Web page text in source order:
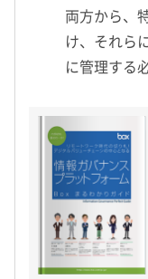
両方から、
け、それら
に管理する